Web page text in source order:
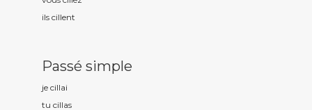
ils cillent
Passé simple
je cillai
tu cillas